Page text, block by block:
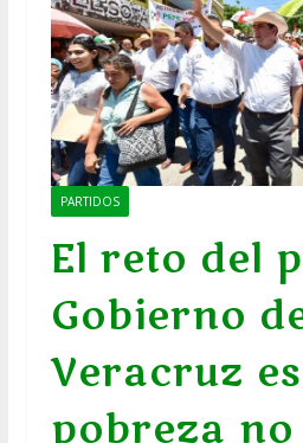
PARTIDOS
El reto del
Gobierno
Veracruz
pobreza no